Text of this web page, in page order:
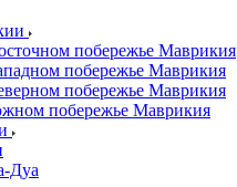
побережье Маврикия
побережье Маврикия
побережье Маврикия
побережье Маврикия
Дуа